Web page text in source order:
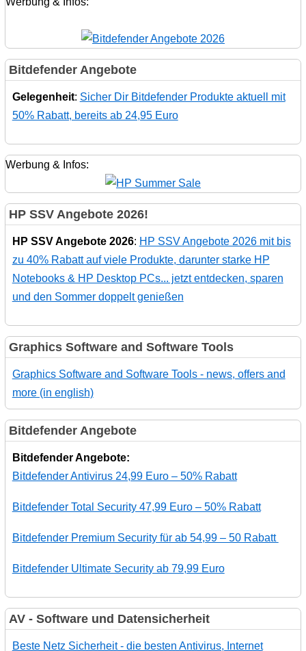
Bitdefender Angebote
Gelegenheit: Sicher Dir Bitdefender Produkte aktuell mit
50% Rabatt, bereits ab 24,95 Euro
Werbung & Infos:
HP SSV Angebote 2026!
HP SSV Angebote 2026: HP SSV Angebote 2026 mit bis
zu 40% Rabatt auf viele Produkte, darunter starke HP
Notebooks & HP Desktop PCs... jetzt entdecken, sparen
und den Sommer doppelt genießen
Graphics Software and Software Tools
Graphics Software and Software Tools - news, offers and
more (in english)
Bitdefender Angebote
Bitdefender Angebote:
Bitdefender Antivirus 24,99 Euro – 50% Rabatt
Bitdefender Total Security 47,99 Euro – 50% Rabatt
Bitdefender Premium Security für ab 54,99 – 50 Rabatt
Bitdefender Ultimate Security ab 79,99 Euro
AV - Software und Datensicherheit
Beste Netz Sicherheit - die besten Antivirus, Internet